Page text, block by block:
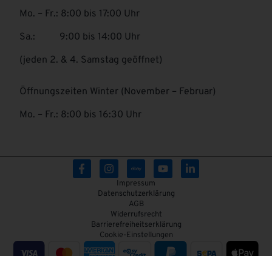
Mo. – Fr.: 8:00 bis 17:00 Uhr
Sa.: 9:00 bis 14:00 Uhr
(jeden 2. & 4. Samstag geöffnet)
Öffnungszeiten Winter (November – Februar)
Mo. – Fr.: 8:00 bis 16:30 Uhr
Impressum
Datenschutzerklärung
AGB
Widerrufsrecht
Barrierefreiheitserklärung
Cookie-Einstellungen